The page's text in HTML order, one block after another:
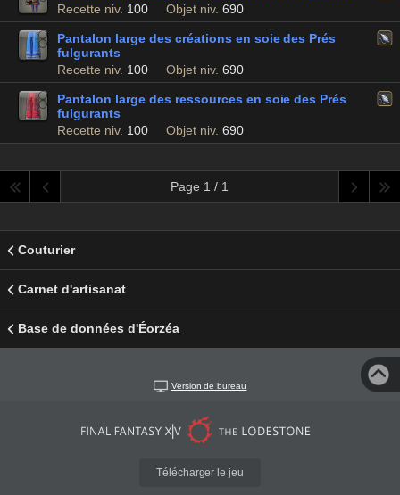
Recette niv. 100 Objet niv. 690
Pantalon large des créations en soie des Prés
fulgurants
Recette niv. 100 Objet niv. 690
Pantalon large des ressources en soie des Prés
fulgurants
Recette niv. 100 Objet niv. 690
Page 1 / 1
Couturier
Carnet d'artisanat
Base de données d'Éorzéa
Version de bureau
Télécharger le jeu